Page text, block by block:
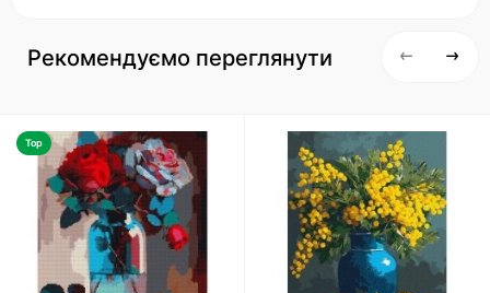
Рекомендуємо переглянути
Top